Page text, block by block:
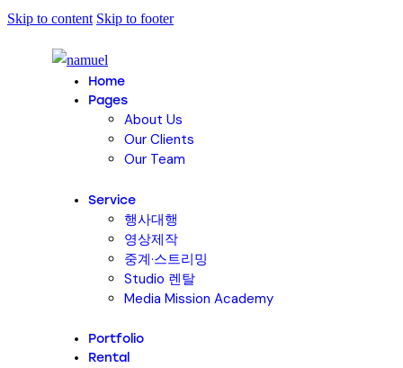
Skip to content Skip to footer
Home
Pages
About Us
Our Clients
Our Team
Service
행사대행
영상제작
중계·스트리밍
Studio 렌탈
Media Mission Academy
Portfolio
Rental